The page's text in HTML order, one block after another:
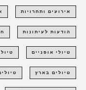
אירועים ותחרויות
הודעות לעיתונות
טיולי אופניים
טיולים בארץ